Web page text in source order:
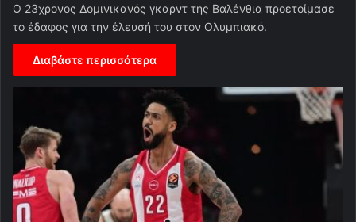
Ο 23χρονος Δομινικανός γκαρντ της Βαλένθια προετοίμασε
το έδαφος για την έλευσή του στον Ολυμπιακό.
Διαβάστε περισσότερα